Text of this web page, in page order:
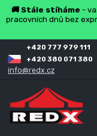
🚚 Stále stíháme -
pracovních dnů bez
+420 777 979 111
+420 380 071 380
info@redx.cz